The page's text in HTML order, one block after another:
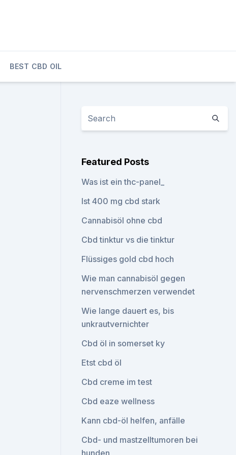
BEST CBD OIL
Featured Posts
Was ist ein thc-panel_
Ist 400 mg cbd stark
Cannabisöl ohne cbd
Cbd tinktur vs die tinktur
Flüssiges gold cbd hoch
Wie man cannabisöl gegen
nervenschmerzen verwendet
Wie lange dauert es, bis
unkrautvernichter
Cbd öl in somerset ky
Etst cbd öl
Cbd creme im test
Cbd eaze wellness
Kann cbd-öl helfen, anfälle
Cbd- und mastzelltumoren bei
hunden